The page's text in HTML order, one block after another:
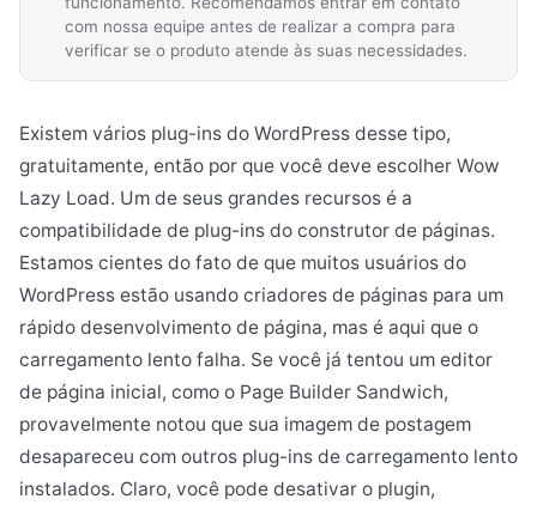
com nossa equipe antes de realizar a compra para
verificar se o produto atende às suas necessidades.
Existem vários plug-ins do WordPress desse tipo,
gratuitamente, então por que você deve escolher Wow
Lazy Load. Um de seus grandes recursos é a
compatibilidade de plug-ins do construtor de páginas.
Estamos cientes do fato de que muitos usuários do
WordPress estão usando criadores de páginas para um
rápido desenvolvimento de página, mas é aqui que o
carregamento lento falha. Se você já tentou um editor
de página inicial, como o Page Builder Sandwich,
provavelmente notou que sua imagem de postagem
desapareceu com outros plug-ins de carregamento lento
instalados. Claro, você pode desativar o plugin,